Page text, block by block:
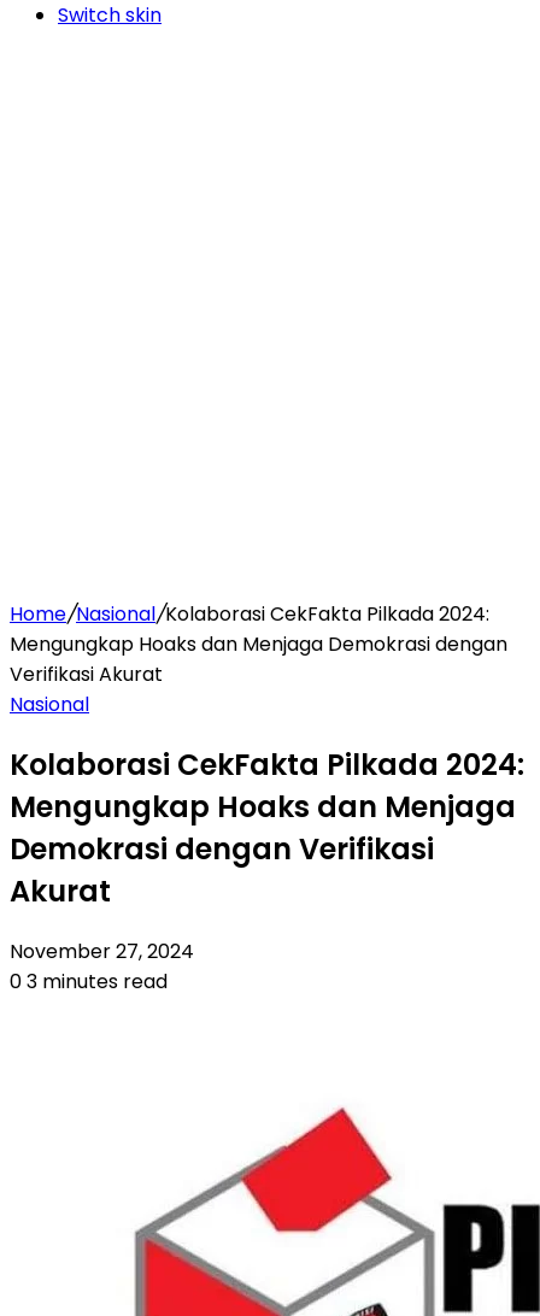
Switch skin
Home/Nasional/Kolaborasi CekFakta Pilkada 2024:
Mengungkap Hoaks dan Menjaga Demokrasi dengan
Verifikasi Akurat
Nasional
Kolaborasi CekFakta Pilkada 2024:
Mengungkap Hoaks dan Menjaga
Demokrasi dengan Verifikasi
Akurat
November 27, 2024
03 minutes read